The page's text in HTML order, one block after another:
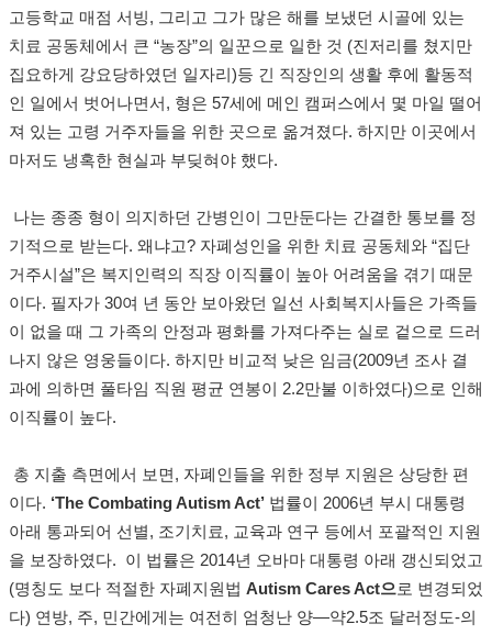
고등학교 매점 서빙, 그리고 그가 많은 해를 보냈던 시골에 있는
치료 공동체에서 큰 “농장”의 일꾼으로 일한 것 (진저리를 쳤지만
집요하게 강요당하였던 일자리 )등 긴 직장인의 생활 후에 활동적
인 일에서 벗어나면서 , 형은 57세에 메인 캠퍼스에서 몇 마일 떨어
져 있는 고령 거주자들을 위한 곳으로 옮겨졌다. 하지만 이곳에서
마저도 냉혹한 현실과 부딪혀야 했다.
나는 종종 형이 의지하던 간병인이 그만둔다는 간결한 통보를 정
기적으로 받는다. 왜냐고? 자폐성인을 위한 치료 공동체와 “집단
거주시설”은 복지인력의 직장 이직률이 높아 어려움을 겪기 때문
이다. 필자가 30여 년 동안 보아왔던 일선 사회복지사들은 가족들
이 없을 때 그 가족의 안정과 평화를 가져다주는 실로 겉으로 드러
나지 않은 영웅들이다. 하지만 비교적 낮은 임금(2009년 조사 결
과에 의하면 풀타임 직원 평균 연봉이 2.2만불 이하였다)으로 인해
이직률이 높다.
총 지출 측면에서 보면, 자폐인들을 위한 정부 지원은 상당한 편
이다. ‘The Combating Autism Act’ 법률이 2006년 부시 대통령
아래 통과되어 선별, 조기치료, 교육과 연구 등에서 포괄적인 지원
을 보장하였다. 이 법률은 2014년 오바마 대통령 아래 갱신되었고
(명칭도 보다 적절한 자폐지원법 Autism Cares Act으로 변경되었
다) 연방, 주, 민간에게는 여전히 엄청난 양―약2.5조 달러정도-의